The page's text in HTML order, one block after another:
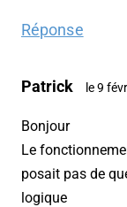
Réponse
Patrick le 9
Bonjour
Le
posait pas de
logique